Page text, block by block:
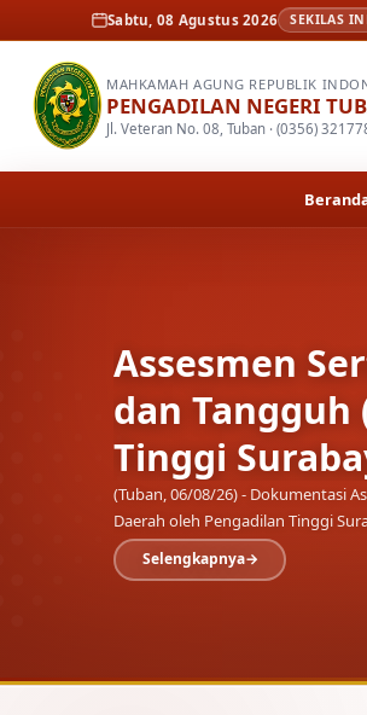
Sabtu, 08 Agustus 2026 SEKILAS
Assesmen Sertifikasi Mutu Peradilan
MAHKAMAH AGUNG REPUBLIK
PENGADILAN NEGERI
Jl. Veteran No. 08, Tuban · (0356)
Assesmen
dan Tangguh
Tinggi
(Tuban, 06/08/26) - Dokumentasi
Daerah oleh Pengadilan Tinggi
Selengkapnya